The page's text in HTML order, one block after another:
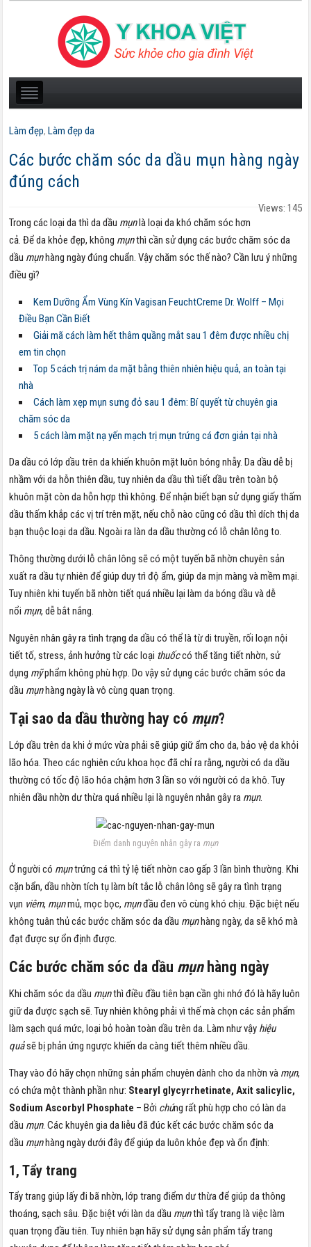
Làm đẹp,Làm đẹp da
Các bước chăm sóc da dầu mụn hàng ngày
đúng cách
Views: 145
Trong các loại da thì da dầu mụnlà loại da khó chăm sóc hơn
cả. Để da khỏe đẹp, không mụnthì cần sử dụng các bước chăm sóc da
dầu mụnhàng ngày đúng chuẩn. Vậy chăm sóc thế nào? Cần lưu ý những
điều gì?
Kem Dưỡng Ẩm Vùng Kín Vagisan FeuchtCreme Dr. Wolff – Mọi
Điều Bạn Cần Biết
Giải mã cách làm hết thâm quầng mắt sau 1 đêm được nhiều chị
em tin chọn
Top 5 cách trị nám da mặt bằng thiên nhiên hiệu quả, an toàn tại
nhà
Cách làm xẹp mụn sưng đỏ sau 1 đêm: Bí quyết từ chuyên gia
chăm sóc da
5 cách làm mặt nạ yến mạch trị mụn trứng cá​ đơn giản tại nhà
Da dầu có lớp dầu trên da khiến khuôn mặt luôn bóng nhẫy. Da dầu dễ bị
nhầm với da hỗn thiên dầu, tuy nhiên da dầu thì tiết dầu trên toàn bộ
khuôn mặt còn da hỗn hợp thì không. Để nhận biết bạn sử dụng giấy thấm
dầu thấm khắp các vị trí trên mặt, nếu chỗ nào cũng có dầu thì dích thị da
bạn thuộc loại da dầu. Ngoài ra làn da dầu thường có lỗ chân lông to.
Thông thường dưới lỗ chân lông sẽ có một tuyến bã nhờn chuyên sản
xuất ra dầu tự nhiên để giúp duy trì độ ẩm, giúp da mịn màng và mềm mại.
Tuy nhiên khi tuyến bã nhờn tiết quá nhiều lại làm da bóng dầu và dễ
nổi mụn, dễ bắt nắng.
Nguyên nhân gây ra tình trạng da dầu có thể là từ di truyền, rối loạn nội
tiết tố, stress, ảnh hưởng từ các loại thuốccó thể tăng tiết nhờn, sử
dụng mỹphẩm không phù hợp. Do vậy sử dụng các bước chăm sóc da
dầu mụnhàng ngày là vô cùng quan trọng.
Tại sao da dầu thường hay có mụn?
Lớp dầu trên da khi ở mức vừa phải sẽ giúp giữ ẩm cho da, bảo vệ da khỏi
lão hóa. Theo các nghiên cứu khoa học đã chỉ ra rằng, người có da dầu
thường có tốc độ lão hóa chậm hơn 3 lần so với người có da khô. Tuy
nhiên dầu nhờn dư thừa quá nhiều lại là nguyên nhân gây ra mụn.
Điểm danh nguyên nhân gây ra mụn
Ở người có mụntrứng cá thì tỷ lệ tiết nhờn cao gấp 3 lần bình thường. Khi
cặn bẩn, dầu nhờn tích tụ làm bít tắc lỗ chân lông sẽ gây ra tình trạng
vụn viêm, mụnmủ, mọc bọc, mụnđầu đen vô cùng khó chịu. Đặc biệt nếu
không tuân thủ các bước chăm sóc da dầu mụnhàng ngày, da sẽ khó mà
đạt được sự ổn định được.
Các bước chăm sóc da dầu mụn hàng ngày
Khi chăm sóc da dầu mụnthì điều đầu tiên bạn cần ghi nhớ đó là hãy luôn
giữ da được sạch sẽ. Tuy nhiên không phải vì thế mà chọn các sản phẩm
làm sạch quá mức, loại bỏ hoàn toàn dầu trên da. Làm như vậy hiệu
quảsẽ bị phản ứng ngược khiến da càng tiết thêm nhiều dầu.
Thay vào đó hãy chọn những sản phẩm chuyên dành cho da nhờn và mụn,
có chứa một thành phần như: Stearyl glycyrrhetinate, Axit salicylic,
Sodium Ascorbyl Phosphate – Bởi chúng rất phù hợp cho có làn da
dầu mụn. Các khuyên gia da liễu đã đúc kết các bước chăm sóc da
dầu mụnhàng ngày dưới đây để giúp da luôn khỏe đẹp và ổn định:
1, Tẩy trang
Tẩy trang giúp lấy đi bã nhờn, lớp trang điểm dư thừa để giúp da thông
thoáng, sạch sâu. Đặc biệt với làn da dầu mụnthì tẩy trang là việc làm
quan trọng đầu tiên. Tuy nhiên bạn hãy sử dụng sản phẩm tẩy trang